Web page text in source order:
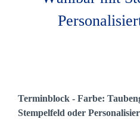
Terminblock - Farbe:
Stempelfeld oder